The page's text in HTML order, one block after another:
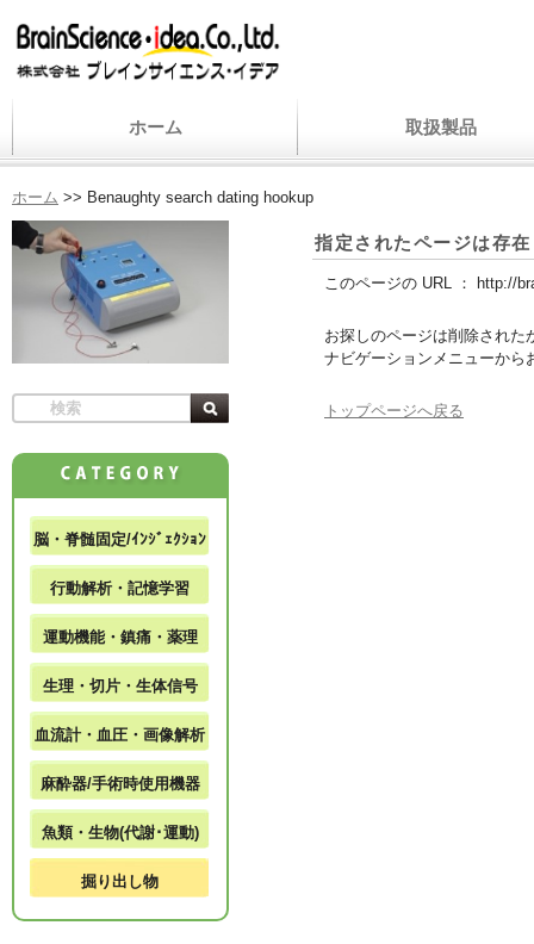
ホーム 取扱製品
ホーム >> Benaughty search dating hookup
指定されたページは存
このページの URL ： http://
お探しのページは削除された
ナビゲーションメニューから
トップページへ戻る
脳・脊髄固定/ｲﾝｼﾞｪｸｼｮﾝ
行動解析・記憶学習
運動機能・鎮痛・薬理
生理・切片・生体信号
血流計・血圧・画像解析
麻酔器/手術時使用機器
魚類・生物(代謝･運動)
掘り出し物